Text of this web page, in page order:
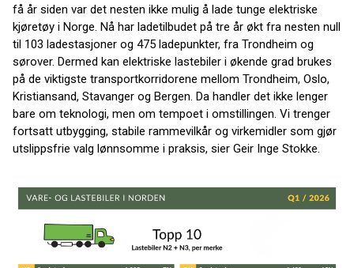
få år siden var det nesten ikke mulig å lade tunge elektriske
kjøretøy i Norge. Nå har ladetilbudet på tre år økt fra nesten null
til 103 ladestasjoner og 475 ladepunkter, fra Trondheim og
sørover. Dermed kan elektriske lastebiler i økende grad brukes
på de viktigste transportkorridorene mellom Trondheim, Oslo,
Kristiansand, Stavanger og Bergen. Da handler det ikke lenger
bare om teknologi, men om tempoet i omstillingen. Vi trenger
fortsatt utbygging, stabile rammevilkår og virkemidler som gjør
utslippsfrie valg lønnsomme i praksis, sier Geir Inge Stokke.